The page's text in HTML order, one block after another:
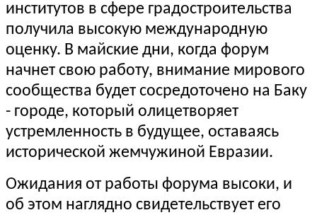
институтов в сфере градостроительства
получила высокую международную
оценку. В майские дни, когда форум
начнет свою работу, внимание мирового
сообщества будет сосредоточено на Баку
- городе, который олицетворяет
устремленность в будущее, оставаясь
исторической жемчужиной Евразии.
Ожидания от работы форума высоки, и
об этом наглядно свидетельствует его